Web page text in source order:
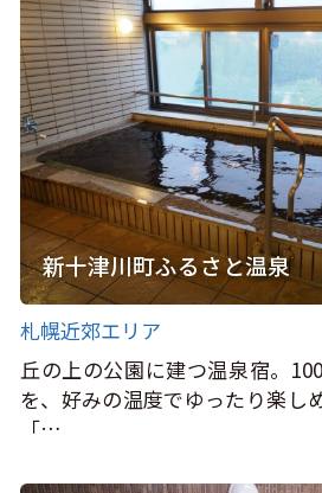
新十津川町ふるさと温泉
札幌近郊エリア
丘の上の公園に建つ温泉宿。
を、好みの温度でゆったり楽し
「…